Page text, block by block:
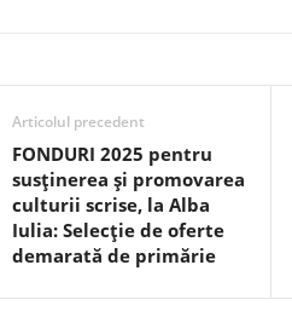
Articolul precedent
FONDURI 2025 pentru
susținerea și promovarea
culturii scrise, la Alba
Iulia: Selecție de oferte
demarată de primărie